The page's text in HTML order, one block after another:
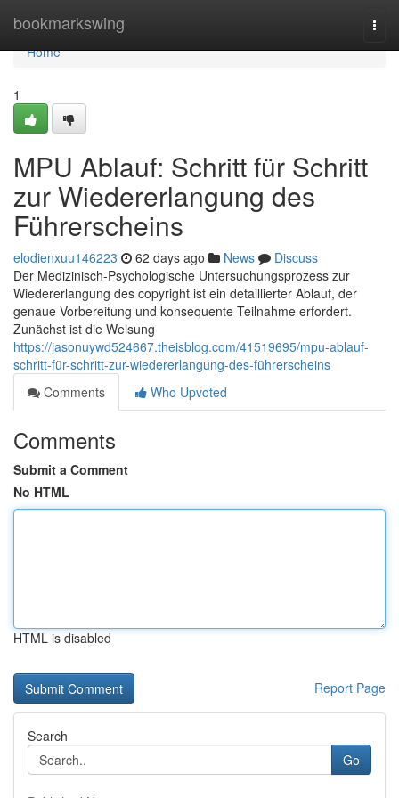
bookmarkswing
Home
Home
1
MPU Ablauf: Schritt für Schritt
zur Wiedererlangung des
Führerscheins
elodienxuu146223 62 days ago News
Discuss
Der Medizinisch-Psychologische Untersuchungsprozess zur
Wiedererlangung des copyright ist ein detaillierter Ablauf, der
genaue Vorbereitung und konsequente Teilnahme erfordert.
Zunächst ist die Weisung
https://jasonuywd524667.theisblog.com/41519695/mpu-ablauf-
schritt-für-schritt-zur-wiedererlangung-des-führerscheins
Comments
Who Upvoted
Comments
Submit a Comment
No HTML
HTML is disabled
Report Page
Search
Go